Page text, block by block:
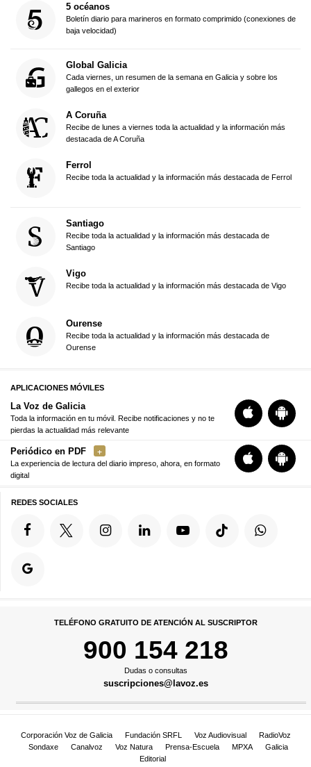
5 océanos
Boletín diario para marineros en formato comprimido (conexiones de
baja velocidad)
Global Galicia
Cada viernes, un resumen de la semana en Galicia y sobre los
gallegos en el exterior
A Coruña
Recibe de lunes a viernes toda la actualidad y la información más
destacada de A Coruña
Ferrol
Recibe toda la actualidad y la información más destacada de Ferrol
Santiago
Recibe toda la actualidad y la información más destacada de
Santiago
Vigo
Recibe toda la actualidad y la información más destacada de Vigo
Ourense
Recibe toda la actualidad y la información más destacada de
Ourense
APLICACIONES MÓVILES
La Voz de Galicia
Toda la información en tu móvil. Recibe notificaciones y no te
pierdas la actualidad más relevante
Periódico en PDF
La experiencia de lectura del diario impreso, ahora, en formato
digital
REDES SOCIALES
TELÉFONO GRATUITO DE ATENCIÓN AL SUSCRIPTOR
900 154 218
Dudas o consultas
suscripciones@lavoz.es
Corporación Voz de Galicia Fundación SRFL Voz Audiovisual
RadioVoz
Sondaxe
Canalvoz Voz Natura Prensa-Escuela MPXA
Galicia
Editorial